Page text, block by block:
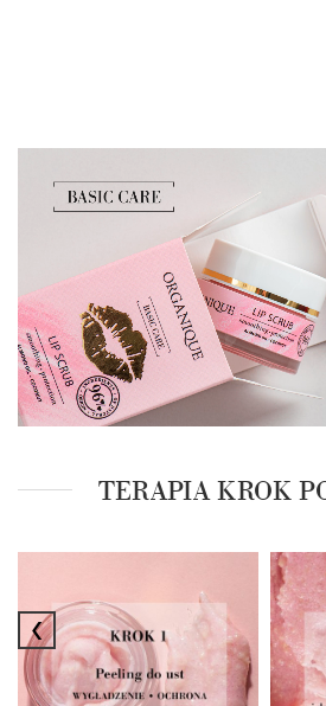
TERAPIA KROK
‹